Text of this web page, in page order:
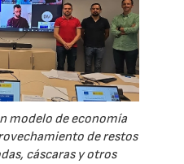
modelo de economía
de restos
cáscaras y otros